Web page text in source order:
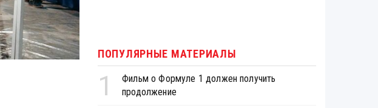
ПОПУЛЯРНЫЕ МАТЕРИАЛЫ
1
Фильм о Формуле 1 должен получить
продолжение